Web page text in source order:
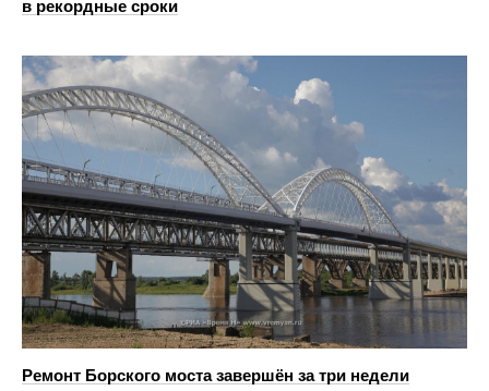
в рекордные сроки
Ремонт Борского моста завершён за три недели